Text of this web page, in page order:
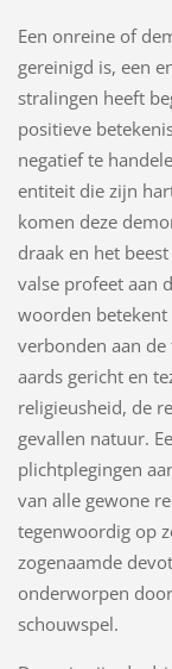
Een onreine of
gereinigd is, een
stralingen heeft
positieve
negatief te
entiteit die zijn
komen deze
draak en het
valse profeet aan
woorden betekent
verbonden aan
aards gericht en
religieusheid, de
gevallen natuur.
plichtplegingen
van alle gewone
tegenwoordig op
zogenaamde
onderworpen
schouwspel.